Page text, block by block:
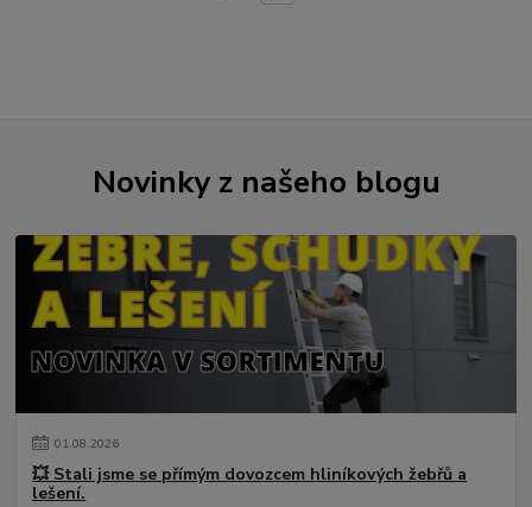
Novinky z našeho blogu
01.08.2026
💥 Stali jsme se přímým dovozcem hliníkových žebřů a
lešení.